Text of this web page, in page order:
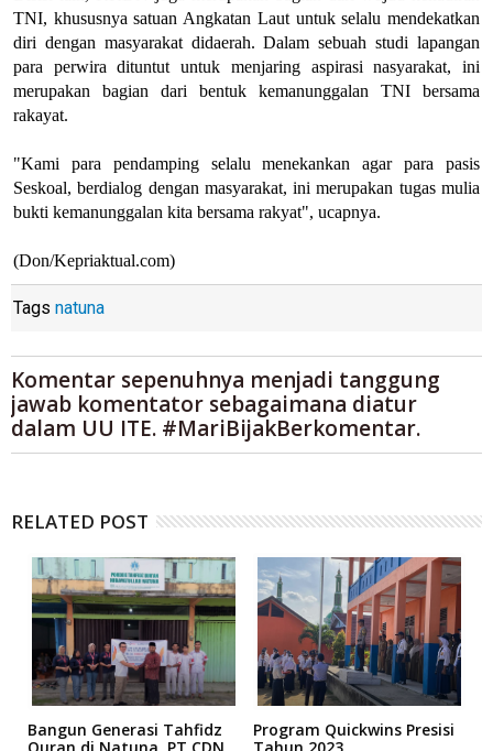
TNI, khususnya satuan Angkatan Laut untuk selalu mendekatkan
diri dengan masyarakat didaerah. Dalam sebuah studi lapangan
para perwira dituntut untuk menjaring aspirasi nasyarakat, ini
merupakan bagian dari bentuk kemanunggalan TNI bersama
rakayat.
"Kami para pendamping selalu menekankan agar para pasis
Seskoal, berdialog dengan masyarakat, ini merupakan tugas mulia
bukti kemanunggalan kita bersama rakyat", ucapnya.
(Don/Kepriaktual.com)
Tags natuna
Komentar sepenuhnya menjadi tanggung
jawab komentator sebagaimana diatur
dalam UU ITE. #MariBijakBerkomentar.
RELATED POST
Bangun Generasi Tahfidz
Program Quickwins Presisi